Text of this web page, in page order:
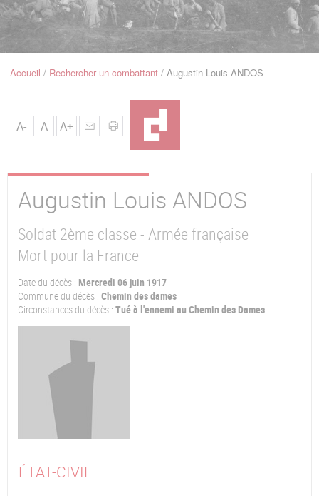
Navigation
FilAccueil Rechercher un combattant Augustin Louis ANDOS
A- A A+
Augustin Louis ANDOS
Soldat 2ème classe - Armée française
Mort pour la France
Date du décès : Mercredi 06 juin 1917
Commune du décès : Chemin des dames
Circonstances du décès : Tué à l'ennemi au Chemin des Dames
ÉTAT-CIVIL